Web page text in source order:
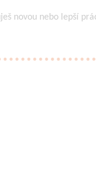
novou nebo lepší